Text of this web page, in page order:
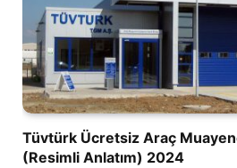
Tüvtürk Ücretsiz Araç
(Resimli Anlatım) 2024